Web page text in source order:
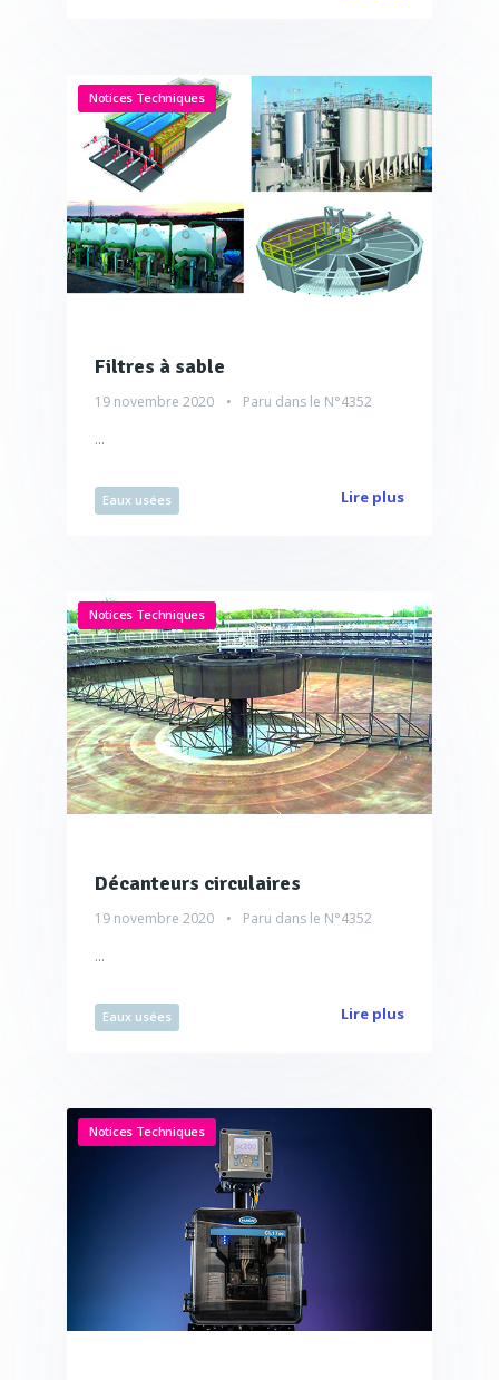
Notices Techniques
Filtres à sable
19 novembre 2020 Paru dans le N°4352
...
Eaux usées Lire plus
Notices Techniques
Décanteurs circulaires
19 novembre 2020 Paru dans le N°4352
...
Eaux usées Lire plus
Notices Techniques